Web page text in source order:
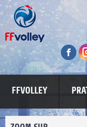
FFVOLLEY